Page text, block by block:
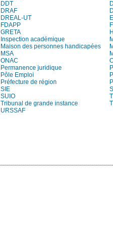
DDT
DRAF
DREAL-UT
FDAPP
GRETA
Inspection académique
Maison des personnes handicapées
MSA
ONAC
Permanence juridique
Pôle Emploi
Préfecture de région
SIE
SUIO
Tribunal de grande instance
URSSAF